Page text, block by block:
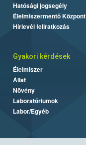
Hatósági jogsegély
Élelmiszermentő Központ
Hírlevél feliratkozás
Gyakori kérdések
Élelmiszer
Állat
Növény
Laboratóriumok
Labor/Egyéb